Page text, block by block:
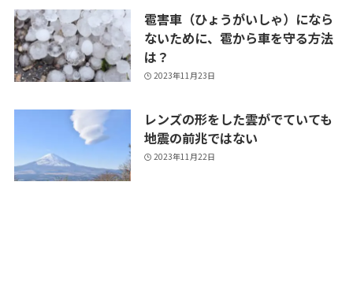
雹害車（ひょうがいしゃ）になら
ないために、雹から車を守る方法
は？
2023年11月23日
レンズの形をした雲がでていても
地震の前兆ではない
2023年11月22日